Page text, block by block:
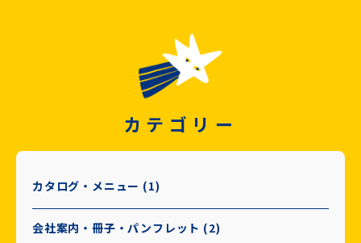
カテゴリー
カタログ・メニュー (1)
会社案内・冊子・パンフレット (2)